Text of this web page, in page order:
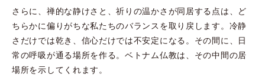
さらに、禅的な静けさと、祈りの温かさが同居する点は、ど
ちらかに偏りがちな私たちのバランスを取り戻します。冷静
さだけでは乾き、信心だけでは不安定になる。その間に、日
常の呼吸が通る場所を作る。ベトナム仏教は、その中間の居
場所を示してくれます。